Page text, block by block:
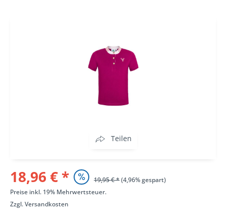
Teilen
18,96 € * 19,95 € *(4,96% gespart)
Preise inkl. 19% Mehrwertsteuer.
Zzgl.Versandkosten